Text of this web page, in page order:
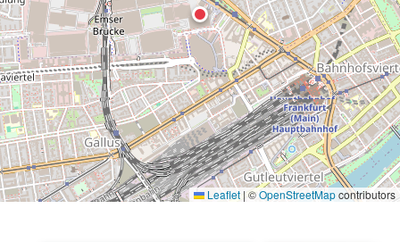
Leaflet | ©OpenStreetMapcontributors